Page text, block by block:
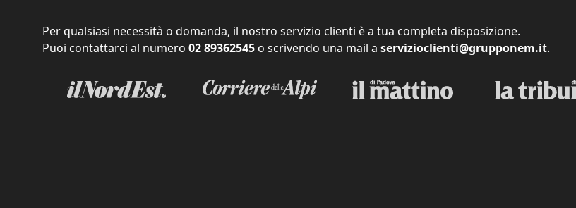
Per qualsiasi necessità o domanda, il nostro servizio clienti è a tua completa disposizione.
Puoi contattarci al numero 02 89362545 o scrivendo una mail a servizioclienti@grupponem.it.